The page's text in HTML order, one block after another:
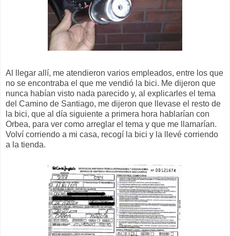
Al llegar allí, me atendieron varios empleados, entre los que
no se encontraba el que me vendió la bici. Me dijeron que
nunca habían visto nada parecido y, al explicarles el tema
del Camino de Santiago, me dijeron que llevase el resto de
la bici, que al día siguiente a primera hora hablarían con
Orbea, para ver como arreglar el tema y que me llamarían.
Volví corriendo a mi casa, recogí la bici y la llevé corriendo
a la tienda.